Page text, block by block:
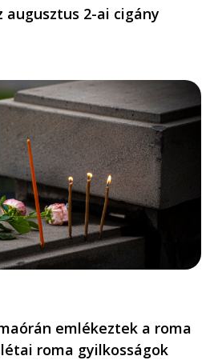
2-ai cigány
emlékeztek a roma
roma gyilkosságok